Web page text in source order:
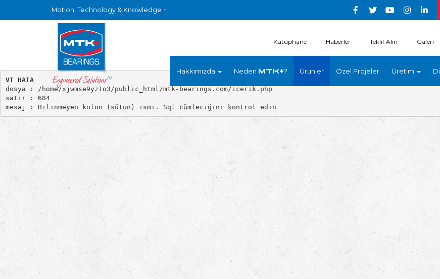
Motion, Technology & Knowledge +
Kütüphane Haberler Teklif Alın Galeri
Hakkımızda Neden MTK+? Ürünler Özel Projeler Üretim
VT HATA
dosya : /home/xjwmse9yz1o3/public_html/mtk-bearings.com/icerik.php
satir : 684